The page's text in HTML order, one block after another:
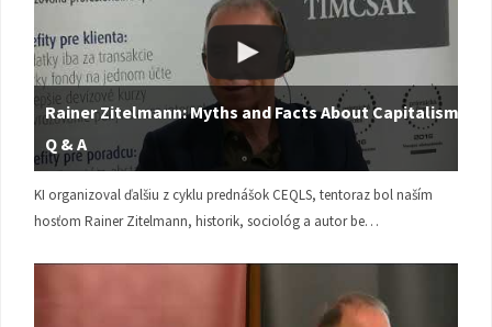
Rainer Zitelmann: Myths and Facts About Capitalism |
Q & A
KI organizoval ďalšiu z cyklu prednášok CEQLS, tentoraz bol naším
hosťom Rainer Zitelmann, historik, sociológ a autor be…